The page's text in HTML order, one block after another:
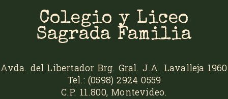
Colegio y Liceo
Sagrada Familia
Avda. del Libertador Brg. Gral. J.A. Lavalleja 1960
Tel.: (0598) 2924 0559
C.P. 11.800, Montevideo.